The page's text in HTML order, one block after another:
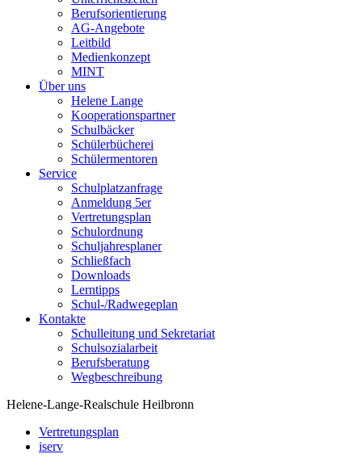
Berufsorientierung
AG-Angebote
Leitbild
Medienkonzept
MINT
Über uns
Helene Lange
Kooperationspartner
Schulbäcker
Schülerbücherei
Schülermentoren
Service
Schulplatzanfrage
Anmeldung 5er
Vertretungsplan
Schulordnung
Schuljahresplaner
Schließfach
Downloads
Lerntipps
Schul-/Radwegeplan
Kontakte
Schulleitung und Sekretariat
Schulsozialarbeit
Berufsberatung
Wegbeschreibung
Helene-Lange-Realschule Heilbronn
Vertretungsplan
iserv